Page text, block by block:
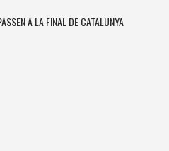
A LA FINAL DE CATALUNYA